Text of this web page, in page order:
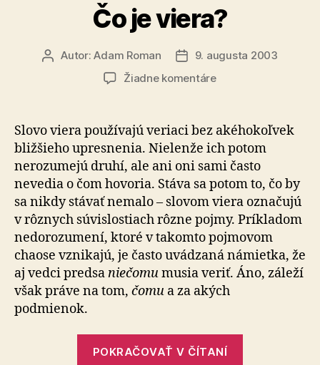
Čo je viera?
AutorAutor:Adam Roman
Dátum
článku
9. augusta 2003
Žiadne komentárena
viera?
Slovo viera používajú veriaci bez akéhokoľvek
bližšieho upresnenia. Nielenže ich potom
nerozumejú druhí, ale ani oni sami často
nevedia o čom hovoria. Stáva sa potom to, čo by
sa nikdy stávať nemalo – slovom viera označujú
v rôznych súvislostiach rôzne pojmy. Príkladom
nedorozumení, ktoré v takomto pojmovom
chaose vznikajú, je často uvádzaná námietka, že
aj vedci predsaniečomumusia veriť. Áno, záleží
však práve na tom, čomu a za akých
podmienok.
POKRAČOVAŤ V ČÍTANÍ